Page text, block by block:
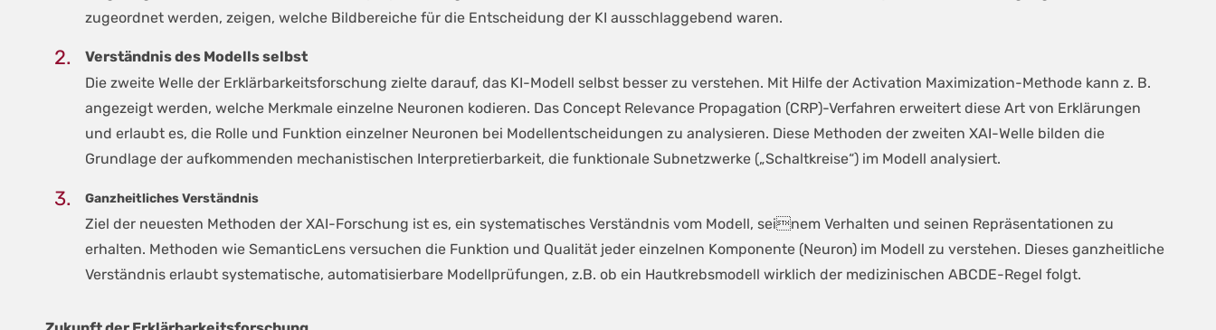
zugeordnet werden, zeigen, welche Bildbereiche für die Entscheidung der KI ausschlaggebend waren.
Verständnis des Modells selbst
Die zweite Welle der Erklärbarkeitsforschung zielte darauf, das KI-Modell selbst besser zu verstehen. Mit Hilfe der Activation Maximization-Methode kann z. B.
angezeigt werden, welche Merkmale einzelne Neuronen kodieren. Das Concept Relevance Propagation (CRP)-Verfahren erweitert diese Art von Erklärungen
und erlaubt es, die Rolle und Funktion einzelner Neuronen bei Modellentscheidungen zu analysieren. Diese Methoden der zweiten XAI-Welle bilden die
Grundlage der aufkommenden mechanistischen Interpretierbarkeit, die funktionale Subnetzwerke („Schaltkreise“) im Modell analysiert.
Ganzheitliches Verständnis
Ziel der neuesten Methoden der XAI-Forschung ist es, ein systematisches Verständnis vom Modell, seinem Verhalten und seinen Repräsentationen zu
erhalten. Methoden wie SemanticLens versuchen die Funktion und Qualität jeder einzelnen Komponente (Neuron) im Modell zu verstehen. Dieses ganzheitliche
Verständnis erlaubt systematische, automatisierbare Modellprüfungen, z.B. ob ein Hautkrebsmodell wirklich der medizinischen ABCDE-Regel folgt.